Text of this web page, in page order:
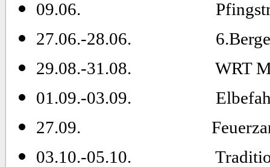
09.06.
27.06.-28.06.
29.08.-31.08.
WRT
01.09.-03.09. Elbefahrt
27.09.
03.10.-05.10.